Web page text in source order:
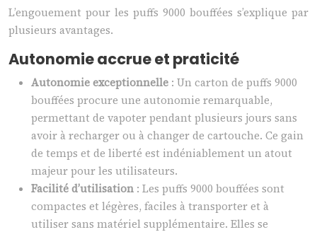
L’engouement pour les puffs 9000 bouffées s’explique par
plusieurs avantages.
Autonomie accrue et praticité
Autonomie exceptionnelle : Un carton de puffs 9000
bouffées procure une autonomie remarquable,
permettant de vapoter pendant plusieurs jours sans
avoir à recharger ou à changer de cartouche. Ce gain
de temps et de liberté est indéniablement un atout
majeur pour les utilisateurs.
Facilité d’utilisation : Les puffs 9000 bouffées sont
compactes et légères, faciles à transporter et à
utiliser sans matériel supplémentaire. Elles se